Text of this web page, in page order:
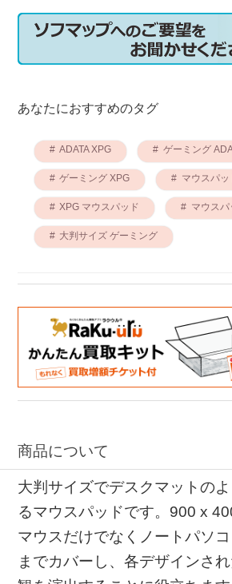
あなたにおすすめのタグ
ADATA XPG ゲーミング
ゲーミング XPG マウスパ
XPG マウスパッド マウスパ
大判サイズ ゲーミング
商品について
大判サイズでデスクマットの
るマウスパッドです。900 x
マウスだけでなくノートパソ
までカバーし、各デザインさ